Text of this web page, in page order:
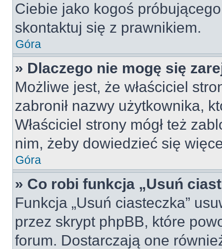
Ciebie jako kogoś
skontaktuj się z prawnikiem.
Góra
» Dlaczego nie mogę się
Możliwe jest, że właściciel
zabronił nazwy użytkownika,
Właściciel strony mógł też
nim, żeby dowiedzieć się
Góra
» Co robi funkcja „Usuń
Funkcja „Usuń ciasteczka”
przez skrypt phpBB, które
forum. Dostarczają one